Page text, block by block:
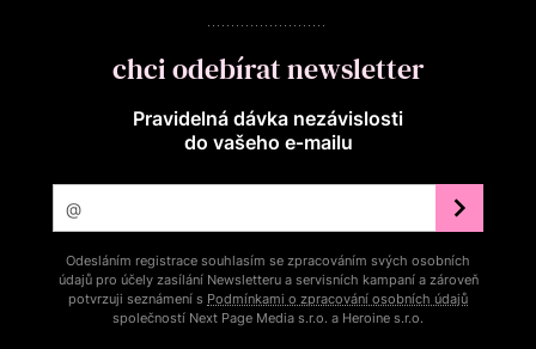
chci odebírat newsletter
Pravidelná dávka nezávislosti
do vašeho e‑mailu
Odesláním registrace souhlasím se zpracováním svých osobních
údajů pro účely zasílání Newsletteru a servisních kampaní a zároveň
potvrzuji seznámení s Podmínkami o zpracování osobních údajů
společností Next Page Media s.r.o. a Heroine s.r.o.